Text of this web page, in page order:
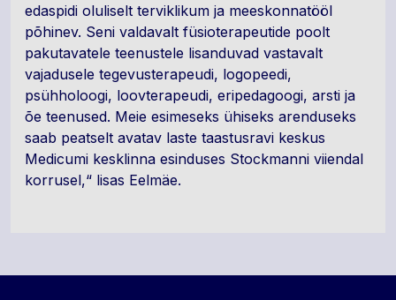
edaspidi oluliselt terviklikum ja meeskonnatööl
põhinev. Seni valdavalt füsioterapeutide poolt
pakutavatele teenustele lisanduvad vastavalt
vajadusele tegevusterapeudi, logopeedi,
psühholoogi, loovterapeudi, eripedagoogi, arsti ja
õe teenused. Meie esimeseks ühiseks arenduseks
saab peatselt avatav laste taastusravi keskus
Medicumi kesklinna esinduses Stockmanni viiendal
korrusel,“ lisas Eelmäe.